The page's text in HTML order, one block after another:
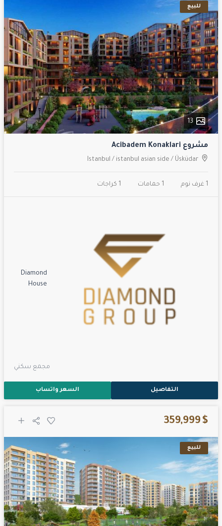
للبيع
13
مشروع Acibadem Konaklari
Istanbul / istanbul asian side / Üsküdar
1 غرف نوم 1 حمامات 1 كراجات
Diamond
House
مجمع سكني
التفاصيل السعر واتساب
$ 359,999
للبيع